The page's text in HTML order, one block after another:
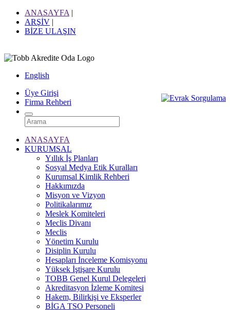
ANASAYFA |
ARŞİV |
BİZE ULAŞIN
English
Üye Girişi
Firma Rehberi
ANASAYFA
KURUMSAL
Yıllık İş Planları
Sosyal Medya Etik Kuralları
Kurumsal Kimlik Rehberi
Hakkımızda
Misyon ve Vizyon
Politikalarımız
Meslek Komiteleri
Meclis Divanı
Meclis
Yönetim Kurulu
Disiplin Kurulu
Hesapları İnceleme Komisyonu
Yüksek İştişare Kurulu
TOBB Genel Kurul Delegeleri
Akreditasyon İzleme Komitesi
Hakem, Bilirkişi ve Eksperler
BİGA TSO Personeli